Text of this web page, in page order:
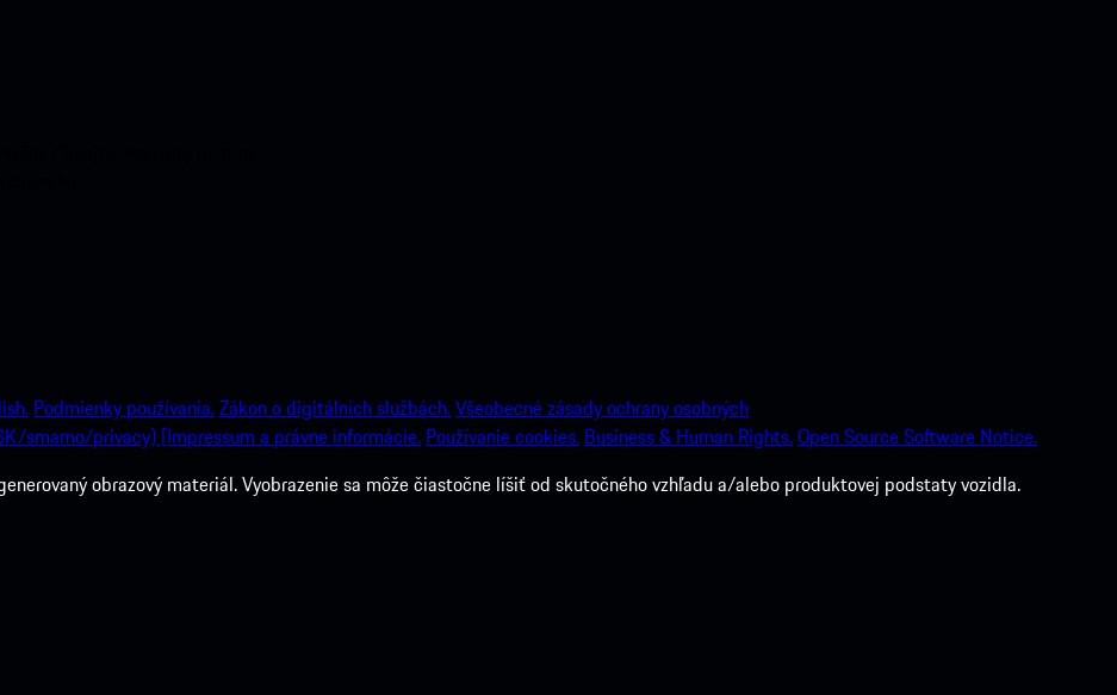
Podmienky používania.Zákon o digitálních službách.Všeobecné zásady ochrany osobných
privacy) [Impressum a právne informácie. Používanie cookies. Business & Human Rights.Open Source Software Notice.
obrazový materiál. Vyobrazenie sa môže čiastočne líšiť od skutočného vzhľadu a/alebo produktovej podstaty vozidla.